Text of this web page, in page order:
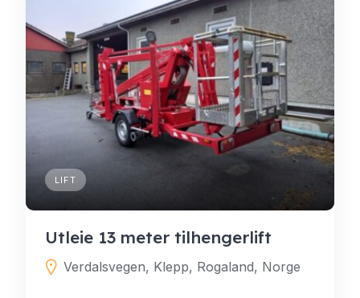
LIFT
Utleie 13 meter tilhengerlift
Verdalsvegen, Klepp, Rogaland, Norge